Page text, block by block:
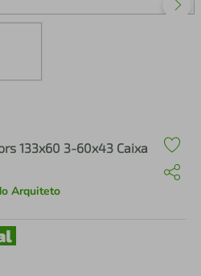
133x60 3-60x43 Caixa
Arquiteto